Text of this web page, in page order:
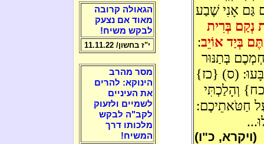
גַּם אָנִי שֶׁבַע
נְקַם בְּרִית
בְּיַד אוֹיֵב:
בְּתַנּוּר
(ס) {כז}
וְהָלַכְתִּי
חַטֹּאתֵיכֶם:
(ויקרא, כ"ו)
הגאולה קרובה
מאוד אם נצעק
לבקש משיח!
י"ז בחשון/ 11.11.22
מסר מהרב
הינוקא: להרים
את העיניים
לשמיים ולזעוק
לקב"ה לבקש
מלכותו דרך
המשיח!